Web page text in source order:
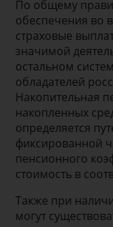
По общему
обеспечения во
страховые
значимой
остальном
обладателей
Накопительная
накопленных
определяется
фиксированной
пенсионного
стоимость в
Также при
могут